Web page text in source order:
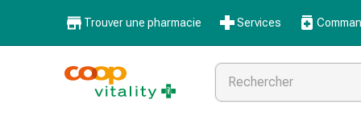
Médicaments
Grippe
Trouver une pharmacie Services